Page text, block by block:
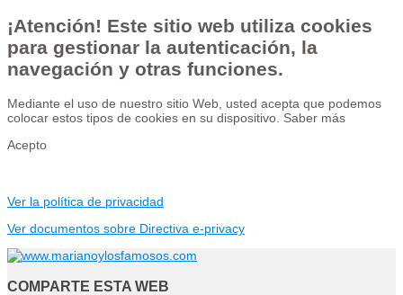
¡Atención! Este sitio web utiliza cookies
para gestionar la autenticación, la
navegación y otras funciones.
Mediante el uso de nuestro sitio Web, usted acepta que podemos
colocar estos tipos de cookies en su dispositivo. Saber más
Acepto
Ver la política de privacidad
Ver documentos sobre Directiva e-privacy
COMPARTE ESTA WEB